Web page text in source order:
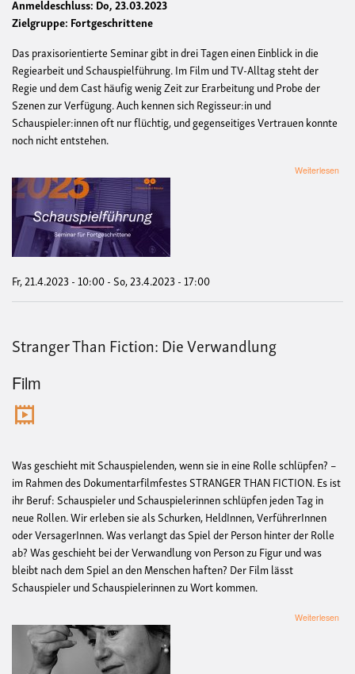
Anmeldeschluss: Do, 23.03.2023
Zielgruppe: Fortgeschrittene
Das praxisorientierte Seminar gibt in drei Tagen einen Einblick in die
Regiearbeit und Schauspielführung. Im Film und TV-Alltag steht der
Regie und dem Cast häufig wenig Zeit zur Erarbeitung und Probe der
Szenen zur Verfügung. Auch kennen sich Regisseur:in und
Schauspieler:innen oft nur flüchtig, und gegenseitiges Vertrauen konnte
noch nicht entstehen.
Weiterlesen
Fr, 21.4.2023 - 10:00-So, 23.4.2023 - 17:00
Stranger Than Fiction: Die Verwandlung
Film
Was geschieht mit Schauspielenden, wenn sie in eine Rolle schlüpfen? –
im Rahmen des Dokumentarfilmfestes STRANGER THAN FICTION. Es ist
ihr Beruf: Schauspieler und Schauspielerinnen schlüpfen jeden Tag in
neue Rollen. Wir erleben sie als Schurken, HeldInnen, VerführerInnen
oder VersagerInnen. Was verlangt das Spiel der Person hinter der Rolle
ab? Was geschieht bei der Verwandlung von Person zu Figur und was
bleibt nach dem Spiel an den Menschen haften? Der Film lässt
Schauspieler und Schauspielerinnen zu Wort kommen.
Weiterlesen